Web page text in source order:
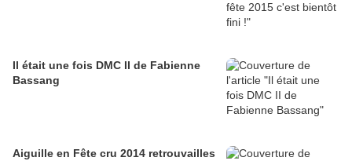
Il était une fois DMC II de Fabienne
Bassang
Aiguille en Fête cru 2014 retrouvailles